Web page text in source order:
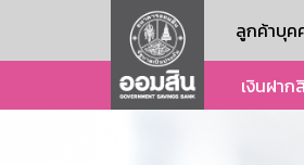
ลูกค้าบุค
เงินฝาก